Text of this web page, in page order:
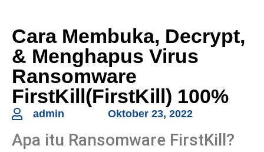
Cara Membuka, Decrypt,
& Menghapus Virus
Ransomware
FirstKill(FirstKill) 100%
admin Oktober 23, 2022
Apa itu Ransomware FirstKill?